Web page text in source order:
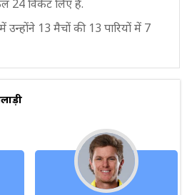
24 विकेट लिए हैं.
उन्होंने 13 मैचों की 13 पारियों में 7